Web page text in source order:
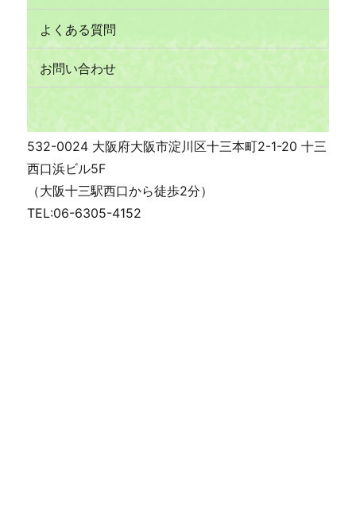
よくある質問
お問い合わせ
532-0024 大阪府大阪市淀川区十三本町2-1-20 十三
西口浜ビル5F
（大阪十三駅西口から徒歩2分）
TEL:06-6305-4152